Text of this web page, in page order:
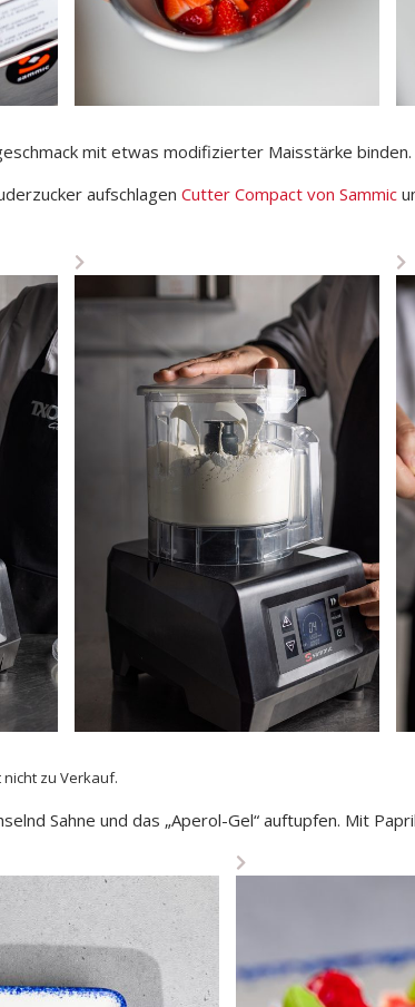
mit etwas modifizierter Maisstärke binden.
aufschlagen Cutter Compact von Sammic
zu Verkauf.
Sahne und das „Aperol-Gel“ auftupfen. Mit